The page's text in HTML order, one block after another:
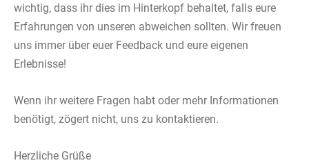
wichtig, dass ihr dies im Hinterkopf behaltet, falls eure
Erfahrungen von unseren abweichen sollten. Wir freuen
uns immer über euer Feedback und eure eigenen
Erlebnisse!
Wenn ihr weitere Fragen habt oder mehr Informationen
benötigt, zögert nicht, uns zu kontaktieren.
Herzliche Grüße